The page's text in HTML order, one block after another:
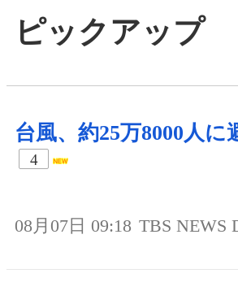
ピックアップ
台風、約25万8000人に
4
08月07日 09:18 TBS NEWS